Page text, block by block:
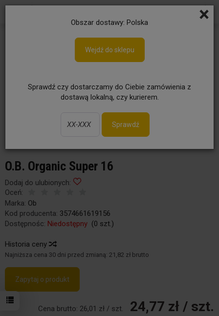
×
Obszar dostawy: Polska
Wejdź do sklepu
Sprawdź czy dostarczamy do Ciebie zamówienia z
dostawą lokalną, czy kurierem.
Sprawdź
O.B. Organic Super 16
Dodaj do ulubionych:
Oceń:
Marka: Ob
Kod producenta: 3574661619156
Dostępnośc: Niedostępny (0 szt.)
Historia ceny
Najniższa cena 30 dni przed zmianą: 21,82 zł brutto
Zapytaj o produkt
Cena brutto: 26,01 zł / szt. 24,77 zł / szt.